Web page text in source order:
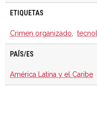
ETIQUETAS
Crimen organizado
PAÍS/ES
América Latina y el Caribe